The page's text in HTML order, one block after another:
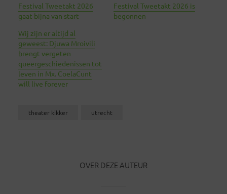
Festival Tweetakt 2026
gaat bijna van start
Festival Tweetakt 2026 is
begonnen
Wij zijn er altijd al
geweest: Djuwa Mroivili
brengt vergeten
queergeschiedenissen tot
leven in Mx. CoelaCunt
will live forever
theater kikker utrecht
OVER DEZE AUTEUR